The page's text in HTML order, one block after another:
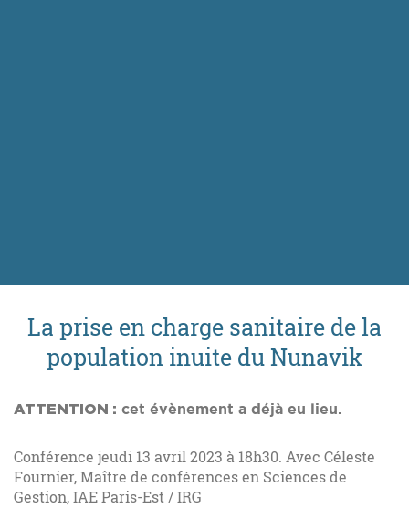
La prise en charge sanitaire de la
population inuite du Nunavik
ATTENTION : cet évènement a déjà eu lieu.
Conférence jeudi 13 avril 2023 à 18h30. Avec Céleste
Fournier, Maître de conférences en Sciences de
Gestion, IAE Paris-Est / IRG